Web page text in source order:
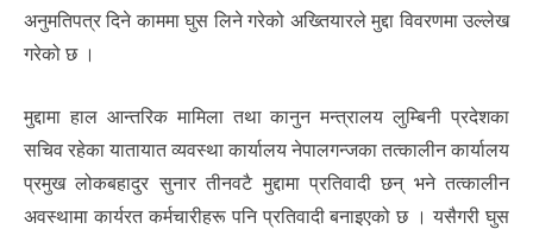
अनुमतिपत्र दिने काममा घुस लिने गरेको अख्तियारले मुद्दा विवरणमा उल्लेख
गरेको छ ।
मुद्दामा हाल आन्तरिक मामिला तथा कानुन मन्त्रालय लुम्बिनी प्रदेशका
सचिव रहेका यातायात व्यवस्था कार्यालय नेपालगन्जका तत्कालीन कार्यालय
प्रमुख लोकबहादुर सुनार तीनवटै मुद्दामा प्रतिवादी छन् भने तत्कालीन
अवस्थामा कार्यरत कर्मचारीहरू पनि प्रतिवादी बनाइएको छ । यसैगरी घुस